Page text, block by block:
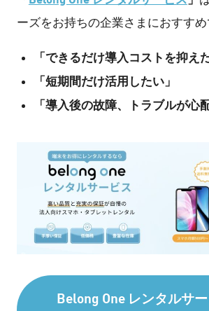
ーズをお持ちの企業さまにおすすめ
「できるだけ導入コストを抑え
「短期間だけ活用したい」
「導入後の故障、トラブルが心配
Belong One レンタルサ